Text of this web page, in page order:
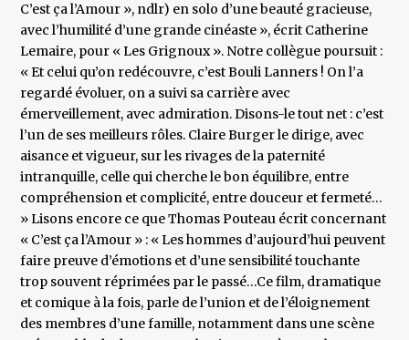
C’est ça l’Amour », ndlr) en solo d’une beauté gracieuse,
avec l’humilité d’une grande cinéaste », écrit Catherine
Lemaire, pour « Les Grignoux ». Notre collègue poursuit :
« Et celui qu’on redécouvre, c’est Bouli Lanners ! On l’a
regardé évoluer, on a suivi sa carrière avec
émerveillement, avec admiration. Disons-le tout net : c’est
l’un de ses meilleurs rôles. Claire Burger le dirige, avec
aisance et vigueur, sur les rivages de la paternité
intranquille, celle qui cherche le bon équilibre, entre
compréhension et complicité, entre douceur et fermeté…
» Lisons encore ce que Thomas Pouteau écrit concernant
« C’est ça l’Amour » : « Les hommes d’aujourd’hui peuvent
faire preuve d’émotions et d’une sensibilité touchante
trop souvent réprimées par le passé…Ce film, dramatique
et comique à la fois, parle de l’union et de l’éloignement
des membres d’une famille, notamment dans une scène